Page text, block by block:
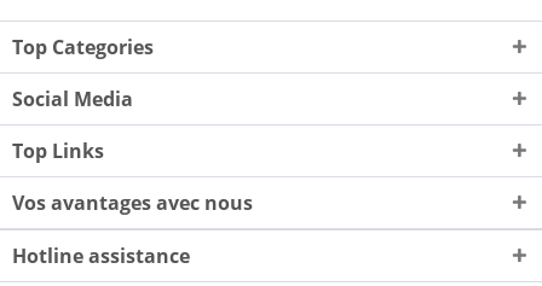
Top Categories
Social Media
Top Links
Vos avantages avec nous
Hotline assistance